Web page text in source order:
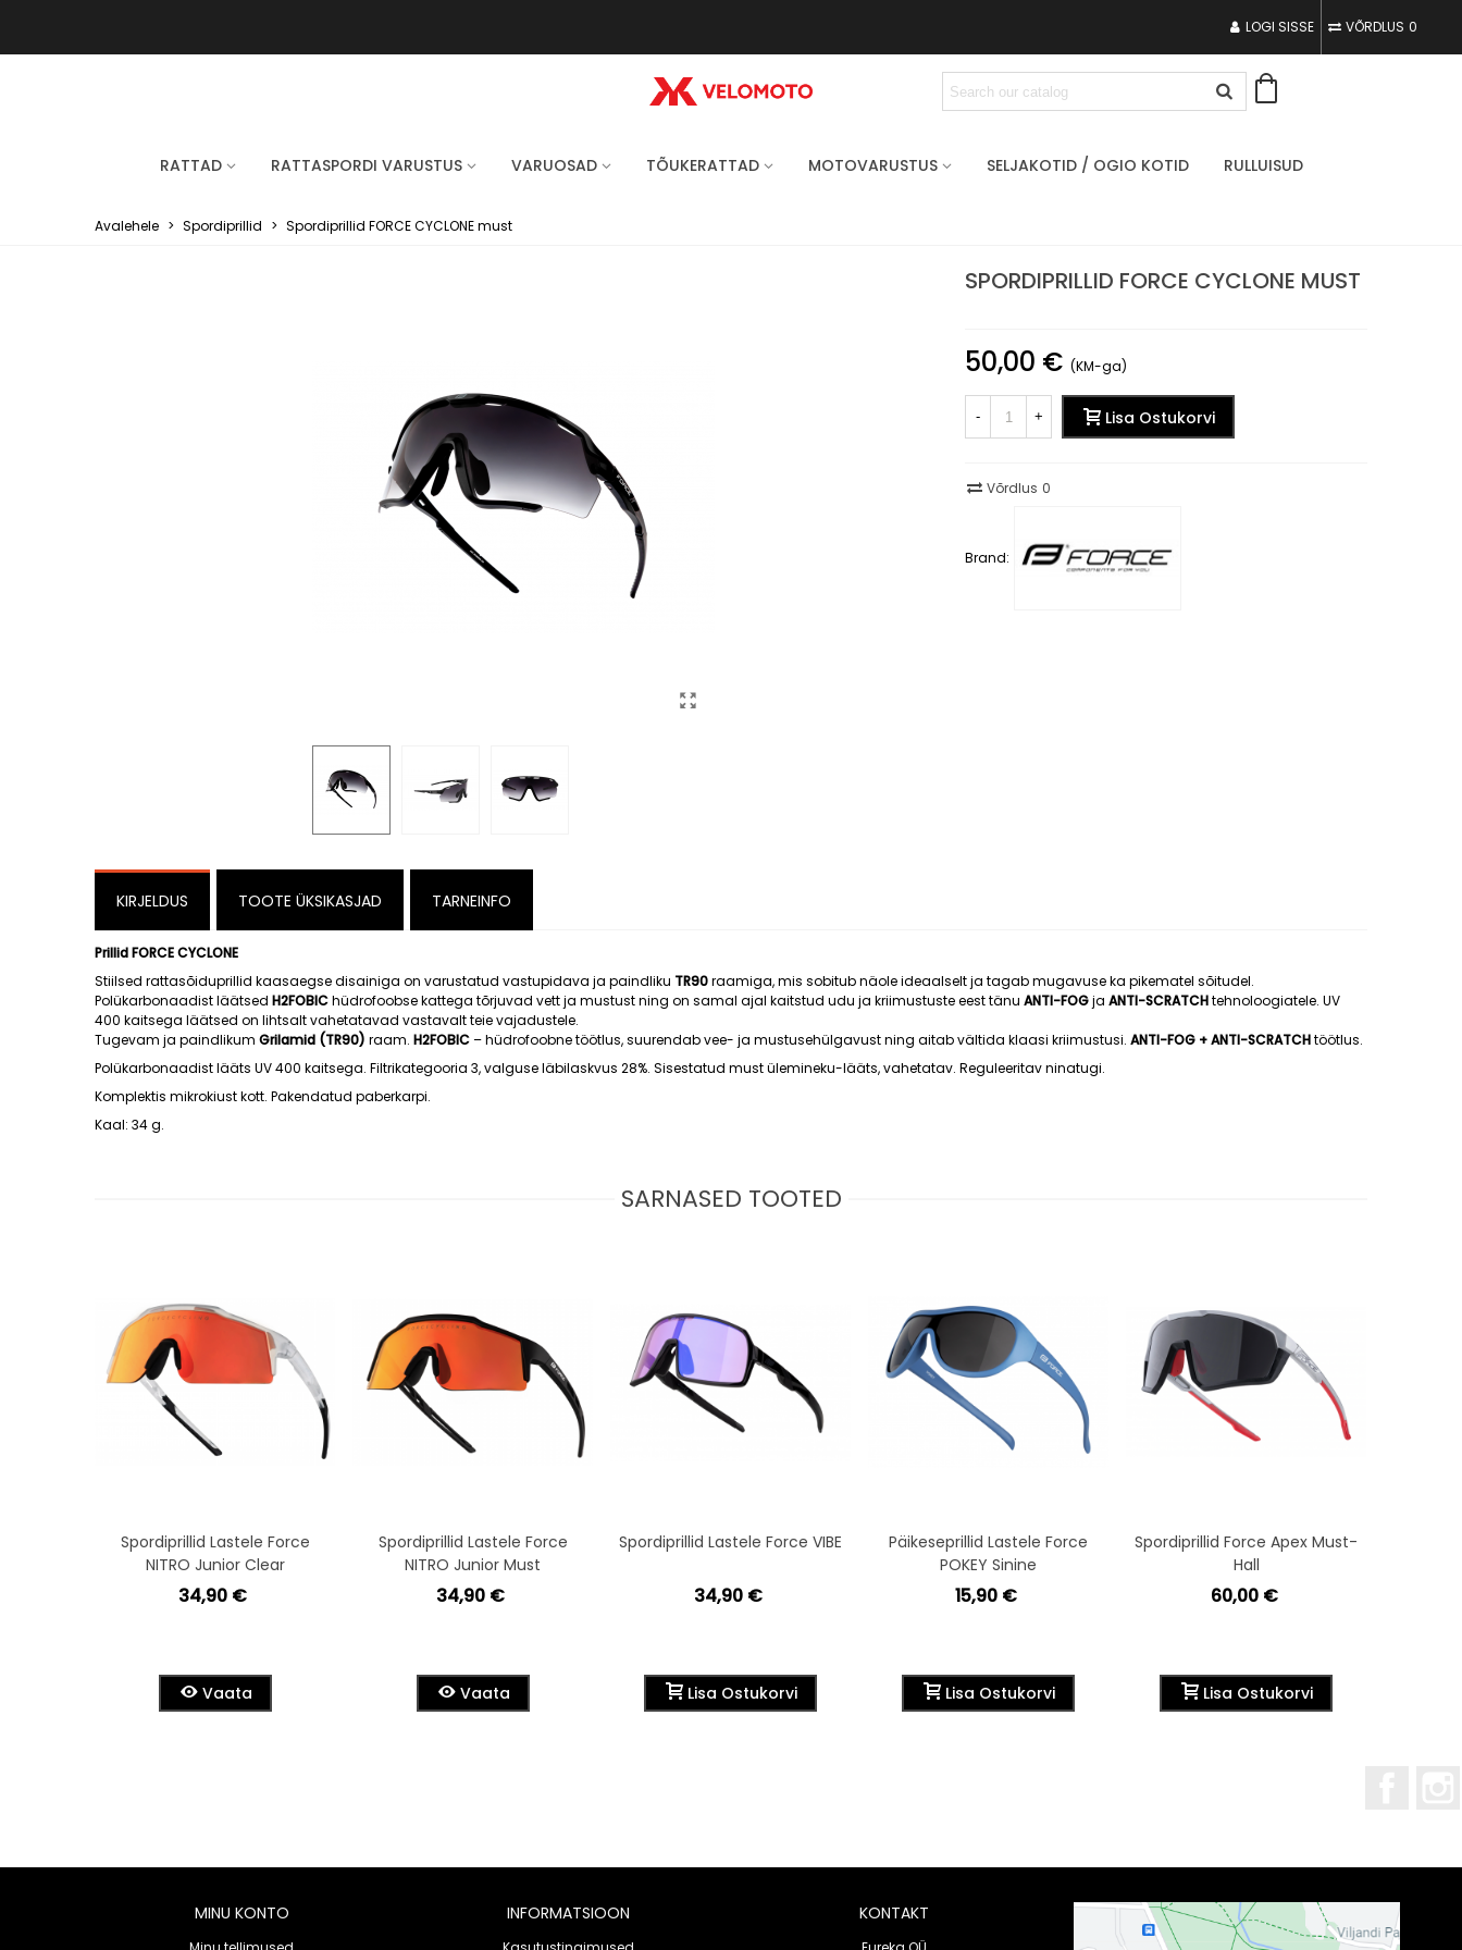
LOGI SISSE VÕRDLUS 0
RATTAD RATTASPORDI VARUSTUS VARUOSAD TÕUKERATTAD MOTOVARUSTUS SELJAKOTID / OGIO KOTID RULLUISUD
Avalehele > Spordiprillid > Spordiprillid FORCE CYCLONE must
SPORDIPRILLID FORCE CYCLONE MUST
50,00 € (KM-ga)
- + Lisa Ostukorvi
Võrdlus 0
Brand:
KIRJELDUS TOOTE ÜKSIKASJAD TARNEINFO
Prillid FORCE CYCLONE
Stiilsed rattasõiduprillid kaasaegse disainiga on varustatud vastupidava ja paindliku TR90raamiga, mis sobitub näole ideaalselt ja tagab mugavuse ka pikematel sõitudel.
Polükarbonaadist läätsed H2FOBIChüdrofoobse kattega tõrjuvad vett ja mustust ning on samal ajal kaitstud udu ja kriimustuste eest tänu ANTI-FOGja ANTI-SCRATCHtehnoloogiatele. UV
400 kaitsega läätsed on lihtsalt vahetatavad vastavalt teie vajadustele.
Tugevam ja paindlikum Grilamid (TR90) raam. H2FOBIC– hüdrofoobne töötlus, suurendab vee- ja mustusehülgavust ning aitab vältida klaasi kriimustusi. ANTI-FOG + ANTI-SCRATCHtöötlus.
Polükarbonaadist lääts UV 400 kaitsega. Filtrikategooria 3, valguse läbilaskvus 28%. Sisestatud must ülemineku-lääts, vahetatav. Reguleeritav ninatugi.
Komplektis mikrokiust kott. Pakendatud paberkarpi.
Kaal: 34 g.
SARNASED TOOTED
Spordiprillid Lastele Force
NITRO Junior Clear
34,90 €
Vaata
Spordiprillid Lastele Force
NITRO Junior Must
34,90 €
Vaata
Spordiprillid Lastele Force VIBE
34,90 €
Lisa Ostukorvi
Päikeseprillid Lastele Force
POKEY Sinine
15,90 €
Lisa Ostukorvi
Spordiprillid Force Apex Must-
Hall
60,00 €
Lisa Ostukorvi
MINU KONTO INFORMATSIOON KONTAKT